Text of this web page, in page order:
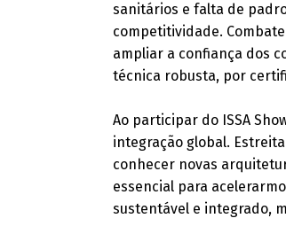
sanitários e falta de
competitividade.
ampliar a confiança dos
técnica robusta, por
Ao participar do ISSA
integração global.
conhecer novas
essencial para
sustentável e integrado,